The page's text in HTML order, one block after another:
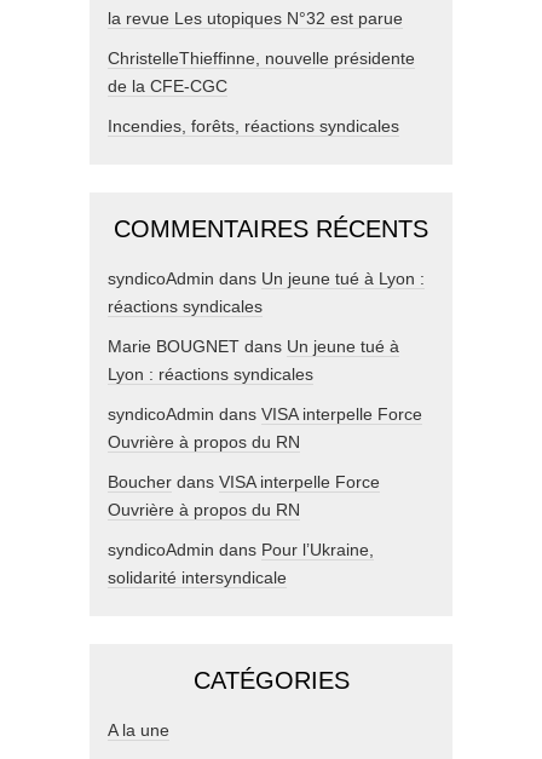
la revue Les utopiques N°32 est parue
ChristelleThieffinne, nouvelle présidente
de la CFE-CGC
Incendies, forêts, réactions syndicales
COMMENTAIRES RÉCENTS
syndicoAdmin dans Un jeune tué à Lyon :
réactions syndicales
Marie BOUGNET dans Un jeune tué à
Lyon : réactions syndicales
syndicoAdmin dans VISA interpelle Force
Ouvrière à propos du RN
Boucher dans VISA interpelle Force
Ouvrière à propos du RN
syndicoAdmin dans Pour l’Ukraine,
solidarité intersyndicale
CATÉGORIES
A la une